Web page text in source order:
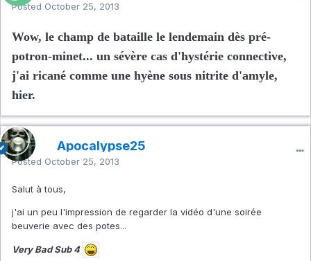
Posted October 25, 2013
Wow, le champ de bataille le lendemain dès pré-
potron-minet... un sévère cas d'hystérie connective,
j'ai ricané comme une hyène sous nitrite d'amyle,
hier.
Apocalypse25
Posted October 25, 2013
Salut à tous,
j'ai un peu l'impression de regarder la vidéo d'une soirée
beuverie avec des potes...
Very Bad Sub 4